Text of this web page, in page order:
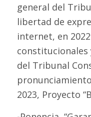
general del
libertad de
internet, en
constitucionales
del Tribunal
2023, Proyecto